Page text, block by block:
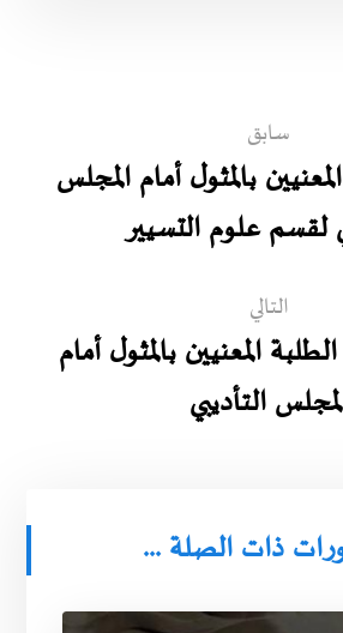
سابق
بالمثول أمام المجلس
لقسم علوم التسيير
التالي
المعنيين بالمثول أمام
التأديبي
ذات الصلة ...